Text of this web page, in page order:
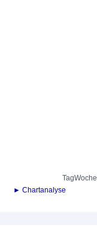
TagWoche
► Chartanalyse